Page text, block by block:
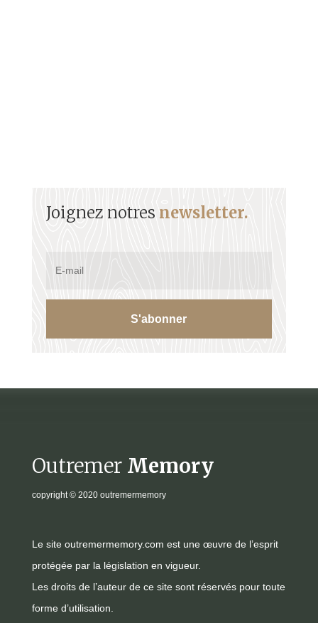
Joignez notres newsletter.
S'abonner
Outremer Memory
copyright© 2020 outremermemory
Le site outremermemory.com est une œuvre de l’esprit
protégée par la législation en vigueur.
Les droits de l’auteur de ce site sont réservés pour toute
forme d’utilisation.